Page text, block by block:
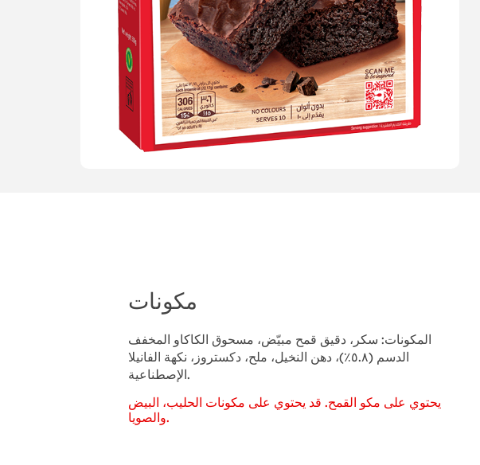
مكونات
المكونات: سكر، دقيق قمح مبيّض، مسحوق الكاكاو المخفف
الدسم (٥.٨٪)، دهن النخيل، ملح، دكستروز، نكهة الفانيلا
الإصطناعية.
يحتوي على مكو القمح. قد يحتوي على مكونات الحليب، البيض
والصويا.